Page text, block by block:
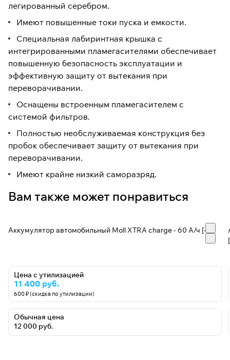
легированный серебром.
Имеют повышенные токи пуска и емкости.
Специальная лабиринтная крышка с
интегрированными пламегасителями обеспечивает
повышенную безопасность эксплуатации и
эффективную защиту от вытекания при
переворачивании.
Оснащены встроенным пламегасителем с
системой фильтров.
Полностью необслуживаемая конструкция без
пробок обеспечивает защиту от вытекания при
переворачивании.
Имеют крайне низкий саморазряд.
Вам также может понравиться
Аккумулятор автомобильный Moll XTRA charge - 60 А/ч [-+]
Цена с утилизацией
11 400 руб.
600 ₽ (скидка по утилизации)
Обычная цена
12 000 руб.